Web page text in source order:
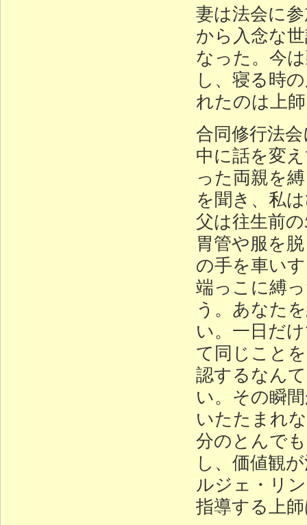
妻は法会に
から入念な
なった。今
し、寝る時
れたのは上
合同修行法
中に話を変
った両親を
を聞き、私
父は往生前
胃管や服を
の手を車い
端っこに縛
う。あなた
い。一日だ
て同じこと
認するなん
い。その瞬
いたたまれ
分のとんで
し、価値観
ルジェ・リ
指導する上